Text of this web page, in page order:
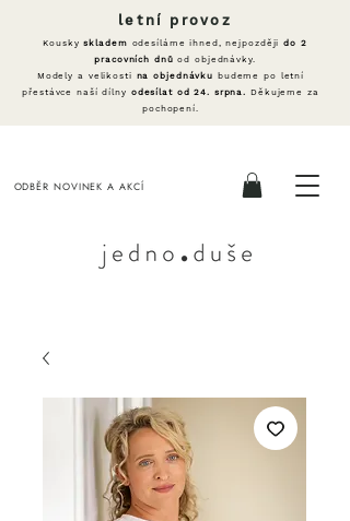
ODBĚR NOVINEK A AKCÍ
letní provoz
Kouskyskladem odesíláme ihned, nejpozdějido 2
pracovních dnů od objednávky.
Modely a velikosti na objednávku
budeme po letní
přestávce naší dílny odesílat od 24. srpna. Děkujeme za
pochopení.